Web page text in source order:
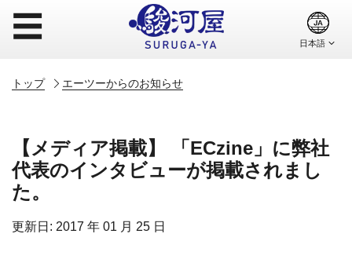
☰
トップ エーツーからのお知らせ
【メディア掲載】 「ECzine」に弊社
代表のインタビューが掲載されまし
た。
更新日: 2017 年 01 月 25 日